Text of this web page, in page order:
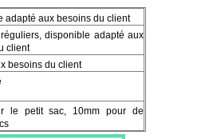
adapté aux besoins du client
disponible adapté aux
client
besoins du client
le petit sac, 10mm pour de